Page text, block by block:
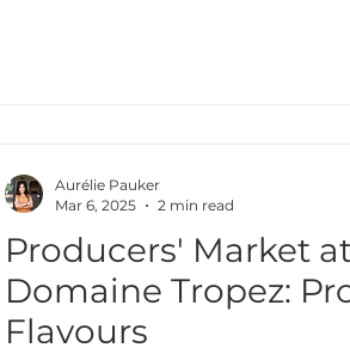
Producers' Market
Domaine Tropez:
Flavours
Aurélie Pauker
Mar 6, 2025
2 min read